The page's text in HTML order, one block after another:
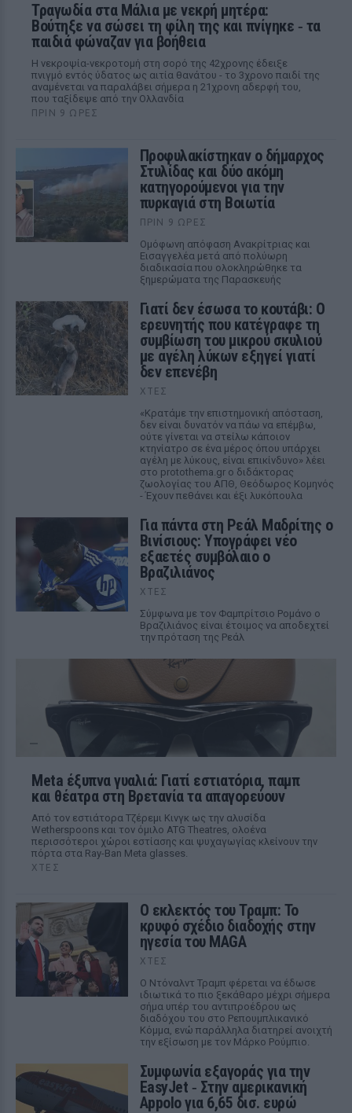
Τραγωδία στα Μάλια με νεκρή μητέρα:
Βούτηξε να σώσει τη φίλη της και πνίγηκε ‑ τα
παιδιά φώναζαν για βοήθεια
Η νεκροψία-νεκροτομή στη σορό της 42χρονης έδειξε
πνιγμό εντός ύδατος ως αιτία θανάτου - το 3χρονο παιδί της
αναμένεται να παραλάβει σήμερα η 21χρονη αδερφή του,
που ταξίδεψε από την Ολλανδία
ΠΡΙΝ 9 ΏΡΕΣ
Προφυλακίστηκαν ο δήμαρχος
Στυλίδας και δύο ακόμη
κατηγορούμενοι για την
πυρκαγιά στη Βοιωτία
ΠΡΙΝ 9 ΏΡΕΣ
Ομόφωνη απόφαση Ανακρίτριας και
Εισαγγελέα μετά από πολύωρη
διαδικασία που ολοκληρώθηκε τα
ξημερώματα της Παρασκευής
Γιατί δεν έσωσα το κουτάβι: Ο
ερευνητής που κατέγραφε τη
συμβίωση του μικρού σκυλιού
με αγέλη λύκων εξηγεί γιατί
δεν επενέβη
ΧΤΕΣ
«Κρατάμε την επιστημονική απόσταση,
δεν είναι δυνατόν να πάω να επέμβω,
ούτε γίνεται να στείλω κάποιον
κτηνίατρο σε ένα μέρος όπου υπάρχει
αγέλη με λύκους, είναι επικίνδυνο» λέει
στο protothema.gr ο διδάκτορας
ζωολογίας του ΑΠΘ, Θεόδωρος Κομηνός
- Έχουν πεθάνει και έξι λυκόπουλα
Για πάντα στη Ρεάλ Μαδρίτης ο
Βινίσιους: Υπογράφει νέο
εξαετές συμβόλαιο ο
Βραζιλιάνος
ΧΤΕΣ
Σύμφωνα με τον Φαμπρίτσιο Ρομάνο ο
Βραζιλιάνος είναι έτοιμος να αποδεχτεί
την πρόταση της Ρεάλ
Meta έξυπνα γυαλιά: Γιατί εστιατόρια, παμπ
και θέατρα στη Βρετανία τα απαγορεύουν
Από τον εστιάτορα Τζέρεμι Κινγκ ως την αλυσίδα
Wetherspoons και τον όμιλο ATG Theatres, ολοένα
περισσότεροι χώροι εστίασης και ψυχαγωγίας κλείνουν την
πόρτα στα Ray-Ban Meta glasses.
ΧΤΕΣ
Ο εκλεκτός του Τραμπ: Το
κρυφό σχέδιο διαδοχής στην
ηγεσία του MAGA
ΧΤΕΣ
Ο Ντόναλντ Τραμπ φέρεται να έδωσε
ιδιωτικά το πιο ξεκάθαρο μέχρι σήμερα
σήμα υπέρ του αντιπροέδρου ως
διαδόχου του στο Ρεπουμπλικανικό
Κόμμα, ενώ παράλληλα διατηρεί ανοιχτή
την εξίσωση με τον Μάρκο Ρούμπιο.
Συμφωνία εξαγοράς για την
EasyJet ‑ Στην αμερικανική
Appolo για 6,65 δισ. ευρώ